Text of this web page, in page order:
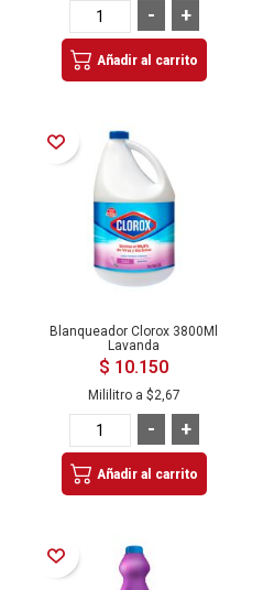
+
-
Añadir al carrito
Añadir a la Lista de Deseos
Blanqueador Clorox 3800Ml
Lavanda
$ 10.150
Mililitro a $2,67
+
-
Añadir al carrito
Añadir a la Lista de Deseos